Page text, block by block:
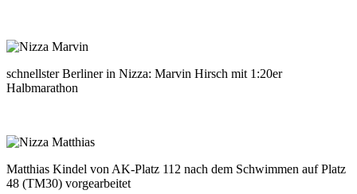
schnellster Berliner in Nizza: Marvin Hirsch mit 1:20er
Halbmarathon
Matthias Kindel von AK-Platz 112 nach dem Schwimmen auf Platz
48 (TM30) vorgearbeitet